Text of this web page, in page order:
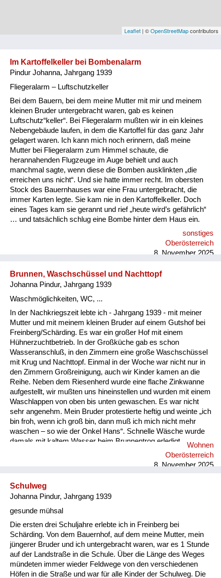
Vorarlberg
Kategorie
Besatzungsmächte
Frauen, Mütter, Kinder
Versorgung
Heimkehrer
Fluchtgeschichten
Familiengeschichten
Schule und Ausbildung
Wohnen
sonstiges
Leaflet | ©OpenStreetMapcontributors
Im Kartoffelkeller bei Bombenalarm
Pindur Johanna, Jahrgang 1939
Fliegeralarm – Luftschutzkeller
Bei dem Bauern, bei dem meine Mutter mit mir und meinem
kleinen Bruder untergebracht waren, gab es keinen
Luftschutz“keller“. Bei Fliegeralarm mußten wir in ein kleines
Nebengebäude laufen, in dem die Kartoffel für das ganz Jahr
gelagert waren. Ich kann mich noch erinnern, daß meine
Mutter bei Fliegeralarm zum Himmel schaute, die
herannahenden Flugzeuge im Auge behielt und auch
manchmal sagte, wenn diese die Bomben ausklinkten „die
erreichen uns nicht“. Und sie hatte immer recht. Im obersten
Stock des Bauernhauses war eine Frau untergebracht, die
immer Karten legte. Sie kam nie in den Kartoffelkeller. Doch
eines Tages kam sie gerannt und rief „heute wird’s gefährlich“
… und tatsächlich schlug eine Bombe hinter dem Haus ein.
sonstiges
Oberösterreich
8. November 2025
Brunnen, Waschschüssel und Nachttopf
Johanna Pindur, Jahrgang 1939
Waschmöglichkeiten, WC, ...
In der Nachkriegszeit lebte ich - Jahrgang 1939 - mit meiner
Mutter und mit meinem kleinen Bruder auf einem Gutshof bei
Freinberg/Schärding. Es war ein großer Hof mit einem
Hühnerzuchtbetrieb. In der Großküche gab es schon
Wasseranschluß, in den Zimmern eine große Waschschüssel
mit Krug und Nachttopf. Einmal in der Woche war nicht nur in
den Zimmern Großreinigung, auch wir Kinder kamen an die
Reihe. Neben dem Riesenherd wurde eine flache Zinkwanne
aufgestellt, wir mußten uns hineinstellen und wurden mit einem
Waschlappen von oben bis unten gewaschen. Es war nicht
sehr angenehm. Mein Bruder protestierte heftig und weinte „ich
bin froh, wenn ich groß bin, dann muß ich mich nicht mehr
waschen – so wie der Onkel Hans“. Schnelle Wäsche wurde
damals mit kaltem Wasser beim Brunnentrog erledigt.
Ansonsten im Zimmer mit warmen Wasser, das in der Küche
vom seitlich eingebauten Wasserbecken geholt wurde. Ich
Menschen am Ho...
Wohnen
Oberösterreich
8. November 2025
Schulweg
Johanna Pindur, Jahrgang 1939
gesunde mühsal
Die ersten drei Schuljahre erlebte ich in Freinberg bei
Schärding. Von dem Bauernhof, auf dem meine Mutter, mein
jüngerer Bruder und ich untergebracht waren, war es 1 Stunde
auf der Landstraße in die Schule. Über die Länge des Weges
mündeten immer wieder Feldwege von den verschiedenen
Höfen in die Straße und war für alle Kinder der Schulweg. Die